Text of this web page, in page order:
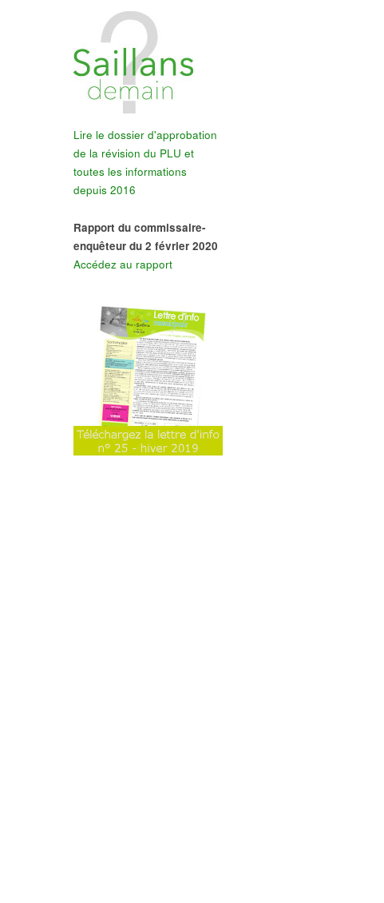
Lire le dossier d'approbation
de la révision du PLU et
toutes les informations
depuis 2016
Rapport du commissaire-
enquêteur du 2 février 2020
Accédez au rapport